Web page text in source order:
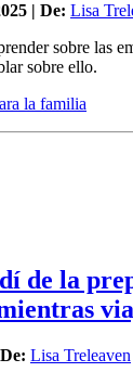
| De: Lisa
sobre las
sobre ello.
la familia
de la
Lisa Treleaven